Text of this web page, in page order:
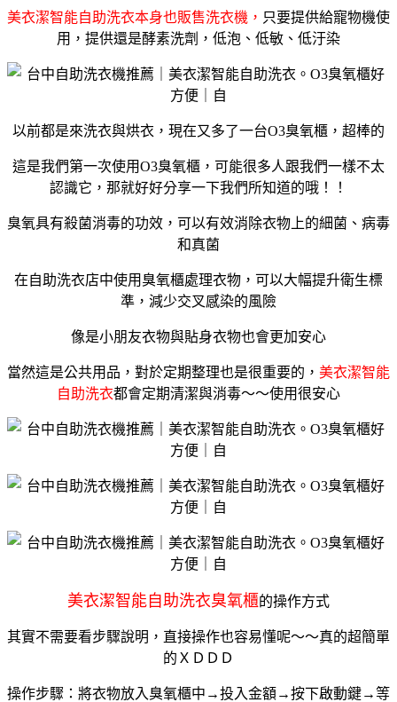
美衣潔智能自助洗衣本身也販售洗衣機， 只要提供給寵物機使
用，提供還是酵素洗劑，低泡、低敏、低汙染
以前都是來洗衣與烘衣，現在又多了一台O3臭氧櫃，超棒的
這是我們第一次使用O3臭氧櫃，可能很多人跟我們一樣不太
認識它，那就好好分享一下我們所知道的哦！！
臭氧具有殺菌消毒的功效，可以有效消除衣物上的細菌、病毒
和真菌
在自助洗衣店中使用臭氧櫃處理衣物，可以大幅提升衛生標
準，減少交叉感染的風險
像是小朋友衣物與貼身衣物也會更加安心
當然這是公共用品，對於定期整理也是很重要的， 美衣潔智能
自助洗衣都會定期清潔與消毒～～使用很安心
美衣潔智能自助洗衣臭氧櫃的操作方式
其實不需要看步驟說明，直接操作也容易懂呢～～真的超簡單
的ＸＤＤＤ
操作步驟：將衣物放入臭氧櫃中→投入金額→按下啟動鍵→等